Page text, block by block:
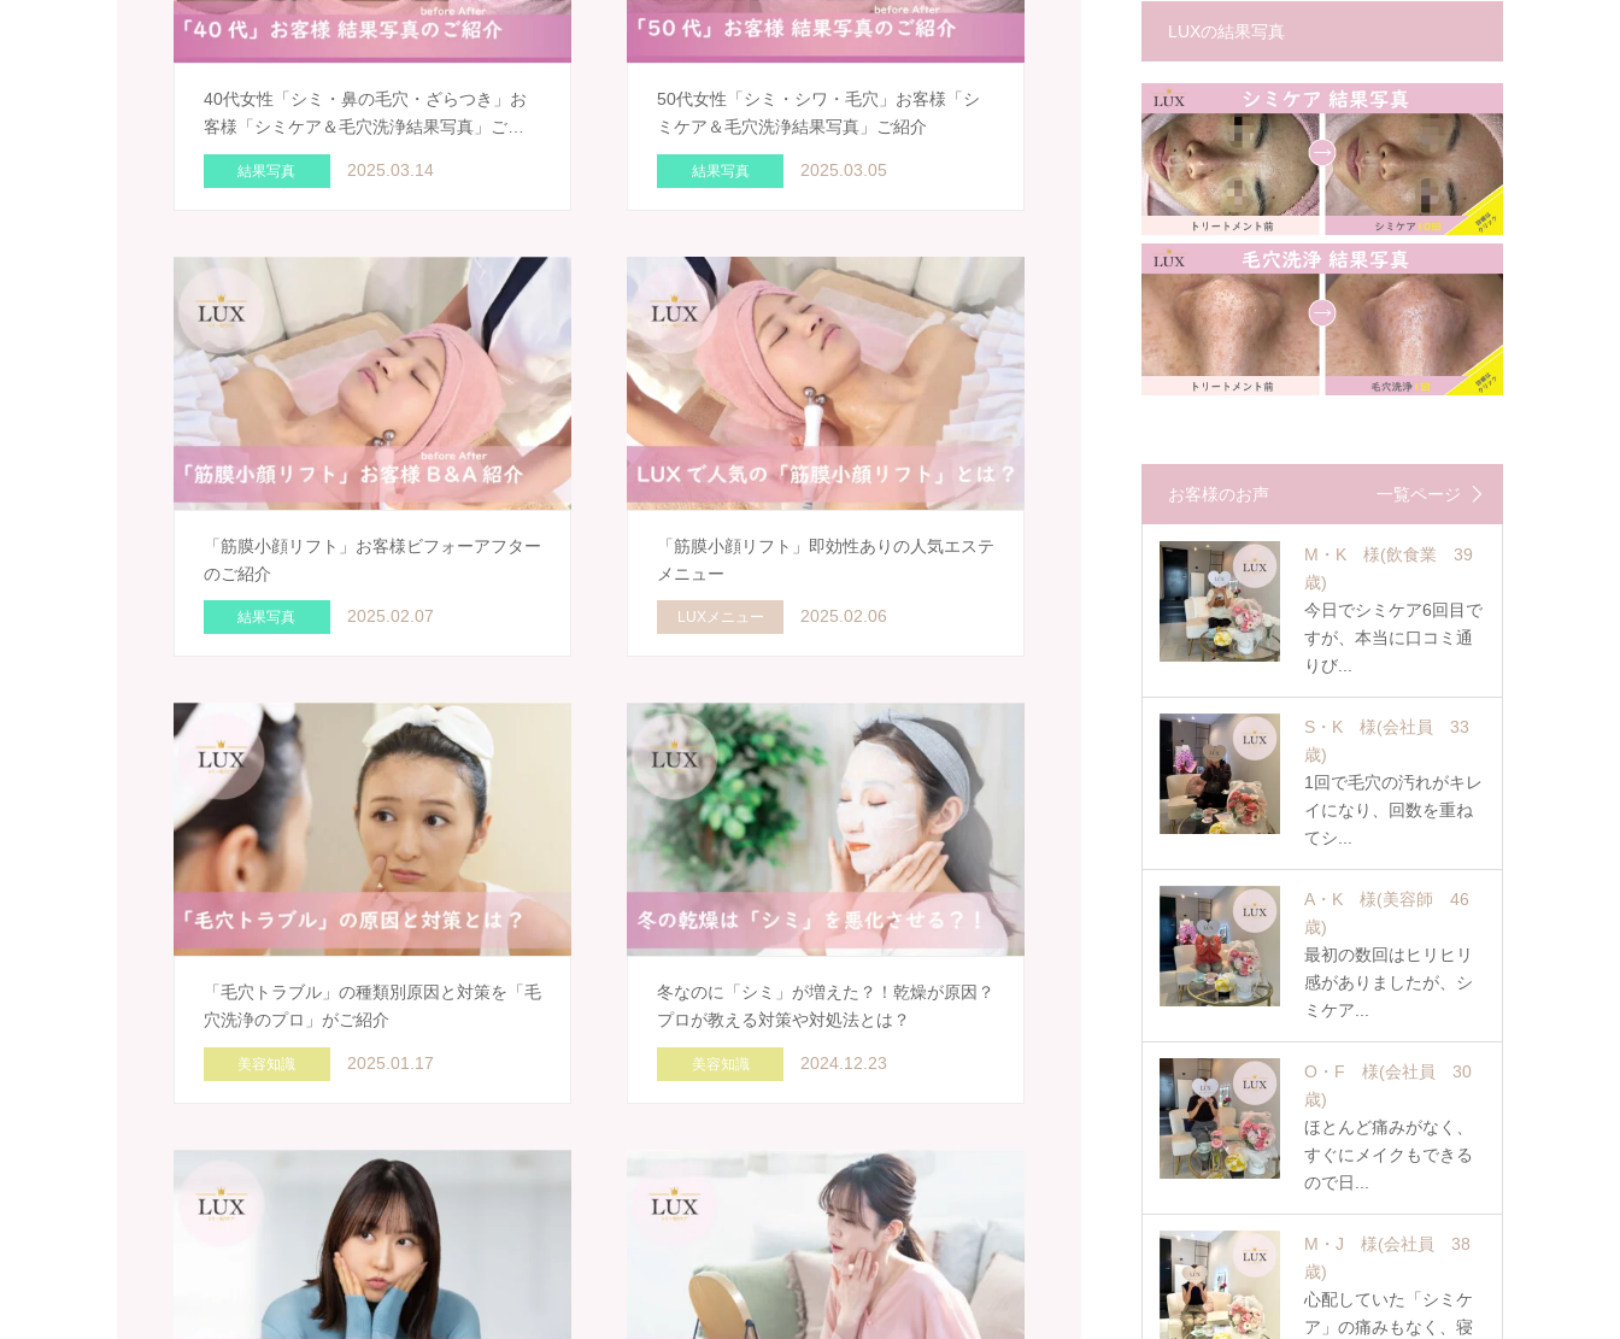
40代女性「シミ・鼻の毛穴・ざらつき」お
客様「シミケア＆毛穴洗浄結果写真」ご…
結果写真 2025.03.14
50代女性「シミ・シワ・毛穴」お客様「シ
ミケア＆毛穴洗浄結果写真」ご紹介
結果写真 2025.03.05
「筋膜小顔リフト」お客様ビフォーアフター
のご紹介
結果写真 2025.02.07
「筋膜小顔リフト」即効性ありの人気エステ
メニュー
LUXメニュー 2025.02.06
「毛穴トラブル」の種類別原因と対策を「毛
穴洗浄のプロ」がご紹介
美容知識 2025.01.17
冬なのに「シミ」が増えた？！乾燥が原因？
プロが教える対策や対処法とは？
美容知識 2024.12.23
LUXの結果写真
お客様のお声 一覧ページ
M・K 様(飲食業 39
歳)
今日でシミケア6回目で
すが、本当に口コミ通
りび...
S・K 様(会社員 33
歳)
1回で毛穴の汚れがキレ
イになり、回数を重ね
てシ...
A・K 様(美容師 46
歳)
最初の数回はヒリヒリ
感がありましたが、シ
ミケア...
O・F 様(会社員 30
歳)
ほとんど痛みがなく、
すぐにメイクもできる
ので日...
M・J 様(会社員 38
歳)
心配していた「シミケ
ア」の痛みもなく、寝